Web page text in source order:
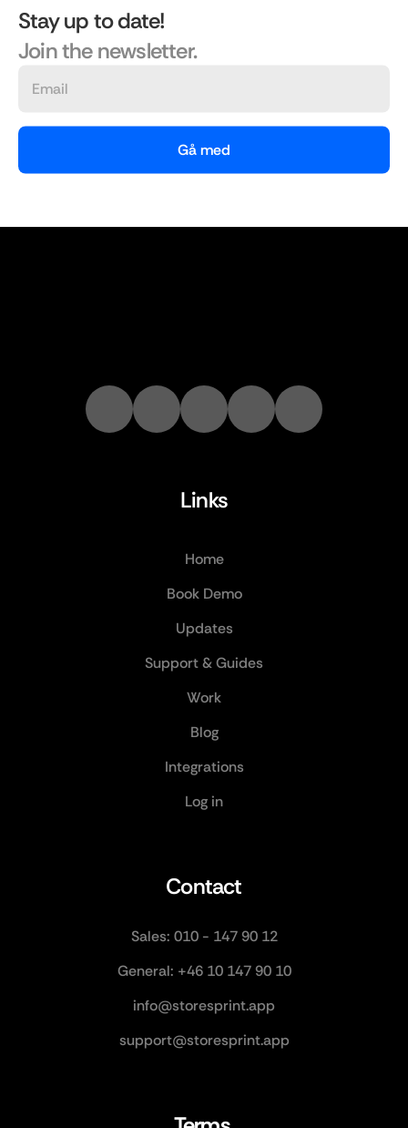
Stay up to date!
Join the newsletter.
Contact
Sales: 010 - 147 90 12
General: +46 10 147 90 10
info@storesprint.app
support@storesprint.app
Links
Home
Book Demo
Updates
Support & Guides
Work
Blog
Integrations
Log in